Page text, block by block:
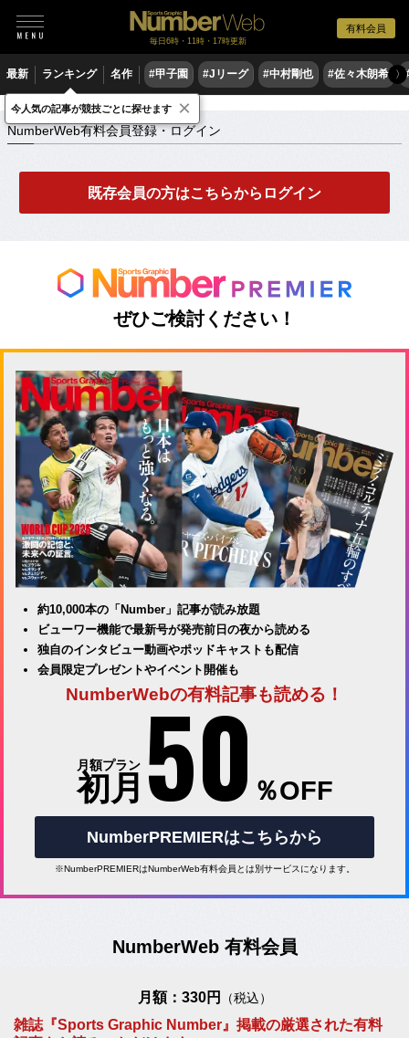
有料会員
毎日6時・11時・17時更新
最新 ランキング 名作 #甲子園 #Jリーグ #中村剛也 #佐々木朗希 〉
NumberWeb有料会員登録・ログイン
NumberWeb有料会員登録・ログイン
既存会員の方はこちらからログイン
ぜひご検討ください！
約10,000本の「Number」記事が読み放題
ビューワー機能で最新号が発売前日の夜から読める
独自のインタビュー動画やポッドキャストも配信
会員限定プレゼントやイベント開催も
NumberWebの有料記事も読める！
月額プラン
初月 50 ％OFF
NumberPREMIERはこちらから
※NumberPREMIERはNumberWeb有料会員とは別サービスになります。
NumberWeb 有料会員
月額：330円 （税込）
雑誌『Sports Graphic Number』掲載の厳選された有料
今人気の記事が競技ごとに探せます ×